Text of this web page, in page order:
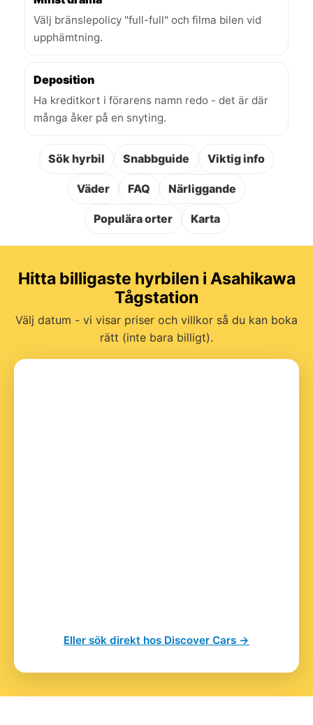
Välj bränslepolicy "full-full" och filma bilen vid
upphämtning.
Deposition
Ha kreditkort i förarens namn redo - det är där
många åker på en snyting.
Sök hyrbil Snabbguide Viktig info
Väder FAQ Närliggande
Populära orter Karta
Hitta billigaste hyrbilen i Asahikawa
Tågstation
Välj datum - vi visar priser och villkor så du kan boka
rätt (inte bara billigt).
Eller sök direkt hos Discover Cars →